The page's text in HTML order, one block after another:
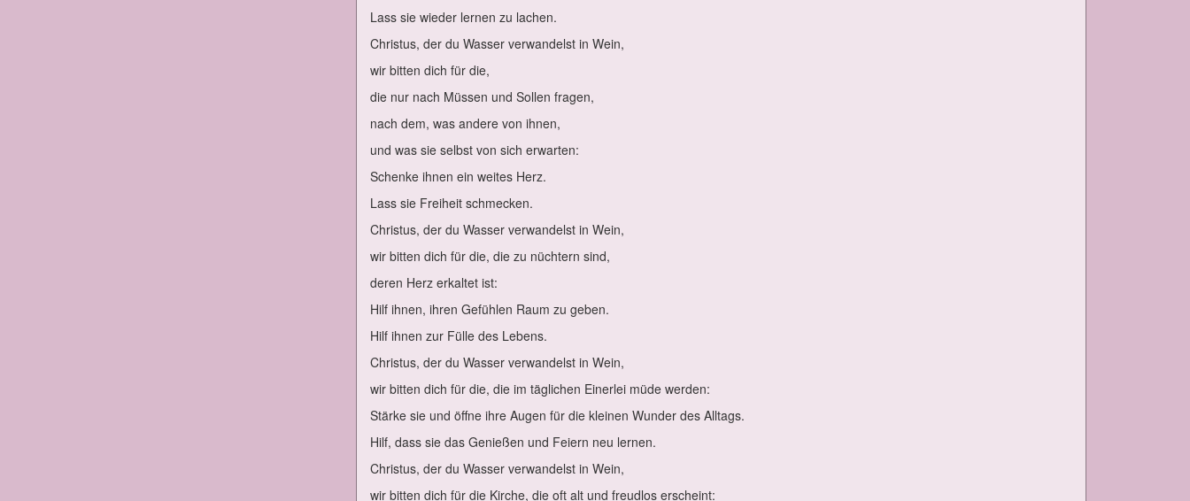
Lass sie wie­der ler­nen zu la­chen.
Chris­tus, der du Was­ser ver­wan­delst in Wein,
wir bit­ten dich für die,
die nur nach Müs­sen und Sol­len fra­gen,
nach dem, was an­de­re von ih­nen,
und was sie selbst von sich er­war­ten:
Schen­ke ih­nen ein wei­tes Herz.
Lass sie Frei­heit schme­cken.
Chris­tus, der du Was­ser ver­wan­delst in Wein,
wir bit­ten dich für die, die zu nüch­tern sind,
de­ren Herz er­kal­tet ist:
Hilf ih­nen, ih­ren Ge­füh­len Raum zu ge­ben.
Hilf ih­nen zur Fül­le des Le­bens.
Chris­tus, der du Was­ser ver­wan­delst in Wein,
wir bit­ten dich für die, die im täg­li­chen Ei­ner­lei mü­de wer­den:
Stär­ke sie und öff­ne ih­re Au­gen für die klei­nen Wun­der des All­tags.
Hilf, dass sie das Ge­nie­ßen und Fei­ern neu ler­nen.
Chris­tus, der du Was­ser ver­wan­delst in Wein,
wir bit­ten dich für die Kir­che, die oft alt und freud­los er­scheint: